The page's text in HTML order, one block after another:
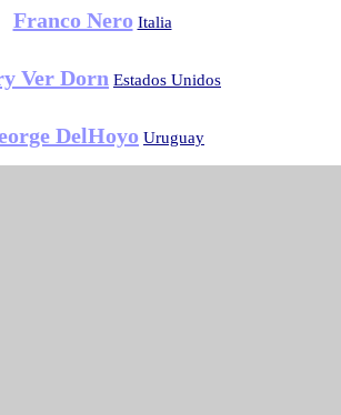
Franco Nero Italia
Ver Dorn Estados Unidos
DelHoyo Uruguay